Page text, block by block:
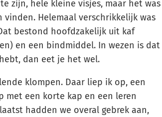
zijn, hele kleine visjes, maar het was
Helemaal verschrikkelijk was
bestond hoofdzakelijk uit kaf
en een bindmiddel. In wezen is dat
dan eet je het wel.
klompen. Daar liep ik op, een
een korte kap en een leren
hadden we overal gebrek aan,